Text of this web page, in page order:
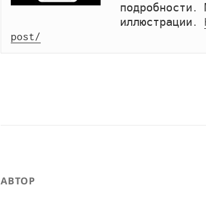
подробности.
иллюстрации.
post/
АВТОР